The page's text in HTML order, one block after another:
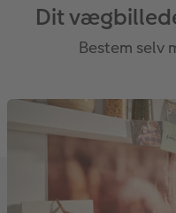
Dit
Bestem selv